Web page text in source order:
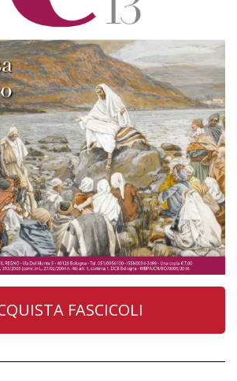
FASCICOLI